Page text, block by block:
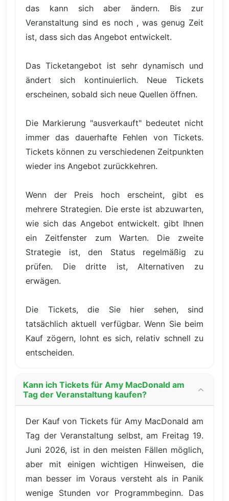
das kann sich aber ändern. Bis zur
Veranstaltung sind es noch , was genug Zeit
ist, dass sich das Angebot entwickelt.
Das Ticketangebot ist sehr dynamisch und
ändert sich kontinuierlich. Neue Tickets
erscheinen, sobald sich neue Quellen öffnen.
Die Markierung "ausverkauft" bedeutet nicht
immer das dauerhafte Fehlen von Tickets.
Tickets können zu verschiedenen Zeitpunkten
wieder ins Angebot zurückkehren.
Wenn der Preis hoch erscheint, gibt es
mehrere Strategien. Die erste ist abzuwarten,
wie sich das Angebot entwickelt. gibt Ihnen
ein Zeitfenster zum Warten. Die zweite
Strategie ist, den Status regelmäßig zu
prüfen. Die dritte ist, Alternativen zu
erwägen.
Die Tickets, die Sie hier sehen, sind
tatsächlich aktuell verfügbar. Wenn Sie beim
Kauf zögern, lohnt es sich, relativ schnell zu
entscheiden.
Kann ich Tickets für Amy MacDonald am
Tag der Veranstaltung kaufen?
Der Kauf von Tickets für Amy MacDonald am
Tag der Veranstaltung selbst, am Freitag 19.
Juni 2026, ist in den meisten Fällen möglich,
aber mit einigen wichtigen Hinweisen, die
man besser im Voraus versteht als in Panik
wenige Stunden vor Programmbeginn. Das